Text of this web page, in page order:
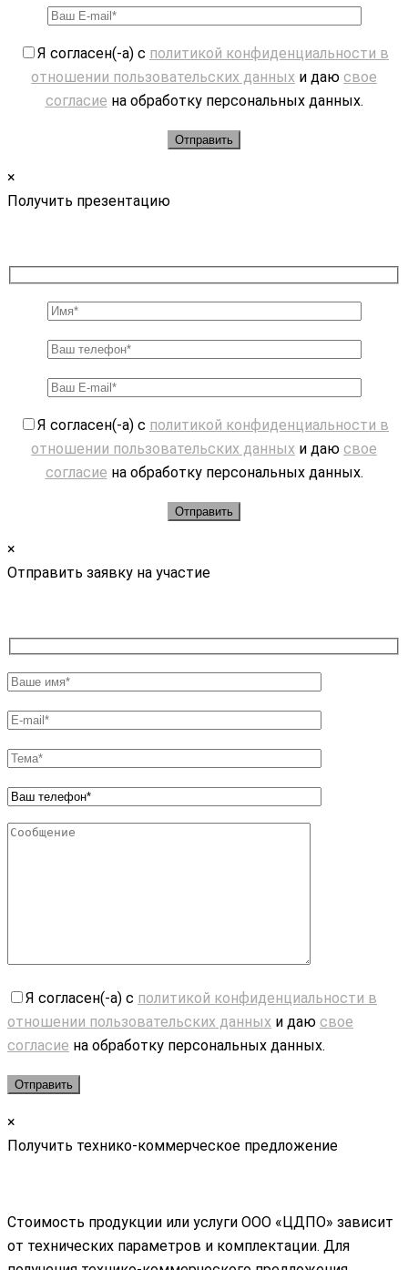
Я согласен(-а) с политикой конфиденциальности в
отношении пользовательских данных и даю свое
согласие на обработку персональных данных.
×
Получить презентацию
Я согласен(-а) с политикой конфиденциальности в
отношении пользовательских данных и даю свое
согласие на обработку персональных данных.
×
Отправить заявку на участие
Я согласен(-а) с политикой конфиденциальности в
отношении пользовательских данных и даю свое
согласие на обработку персональных данных.
×
Получить технико-коммерческое предложение
Стоимость продукции или услуги ООО «ЦДПО» зависит
от технических параметров и комплектации. Для